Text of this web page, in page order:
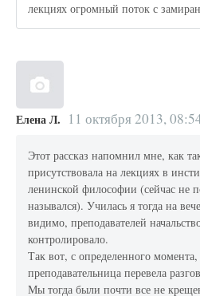
лекциях огромный поток с
Елена Л. 11 октября 2013,
Этот рассказ напомнил мне, как
присутствовала на лекциях в
ленинской философии (сейчас не
назывался). Училась я тогда на
видимо, преподавателей
контролировало.
Так вот, с определенного
преподавательница перевела
Мы тогда были почти все не